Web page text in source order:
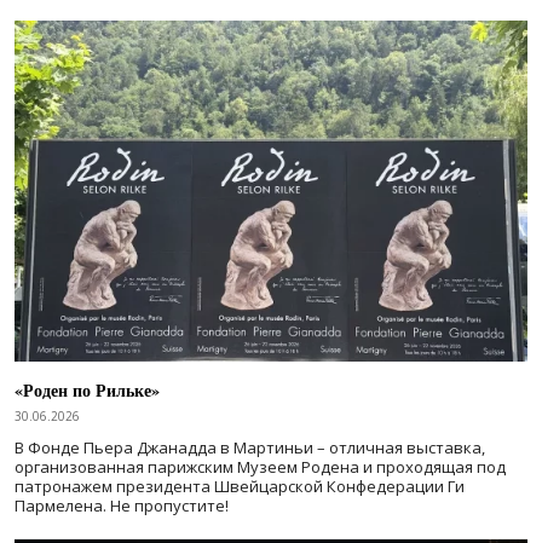
«Роден по Рильке»
30.06.2026
В Фонде Пьера Джанадда в Мартиньи – отличная выставка,
организованная парижским Музеем Родена и проходящая под
патронажем президента Швейцарской Конфедерации Ги
Пармелена. Не пропустите!